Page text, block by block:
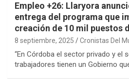
Empleo +26: Llaryora
entrega del programa que
creación de 10 mil puestos
8 septiembre, 2025 Cronistas Del
“En Córdoba el sector privado y el
trabajadores tienen un Gobierno